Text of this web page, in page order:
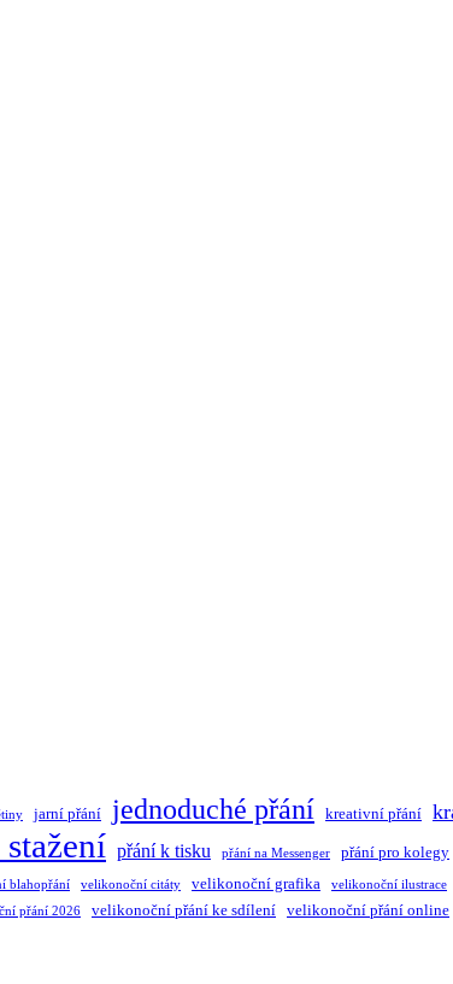
jarní přání jednoduché přání kreativní přání
přání k tisku přání na Messenger přání pro kolegy
blahopřání velikonoční citáty velikonoční grafika velikonoční ilustrace
přání 2026 velikonoční přání ke sdílení velikonoční přání online